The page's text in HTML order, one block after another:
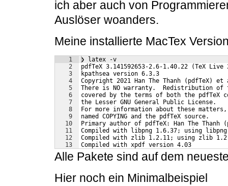
ich aber auch von
Auslöser woanders.
Meine installierte MacTex
1
2
3
4
5
6
7
8
9
10
11
12
13
❯ latex -v
pdfTeX 3.141592653-2.6-1.40.22 (TeX Live
kpathsea version 6.3.3
Copyright 2021 Han The Thanh (pdfTeX)
There is NO warranty.  Redistribution
covered by the terms of both the pdfTeX
the Lesser GNU General Public License.
For more information about these
named COPYING and the pdfTeX source.
Primary author of pdfTeX: Han The
Compiled with libpng 1.6.37; using
Compiled with zlib 1.2.11; using zlib
Compiled with xpdf version 4.03
Alle Pakete sind auf dem
Hier noch ein Minimalbeispiel